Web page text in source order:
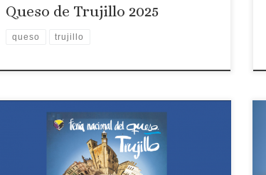
Queso de Trujillo 2025
queso trujillo